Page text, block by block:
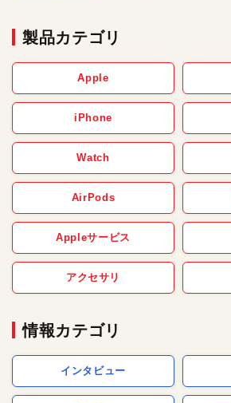
製品カテゴリ
Apple
iPhone
Watch
AirPods
Appleサービス
アクセサリ
情報カテゴリ
インタビュー